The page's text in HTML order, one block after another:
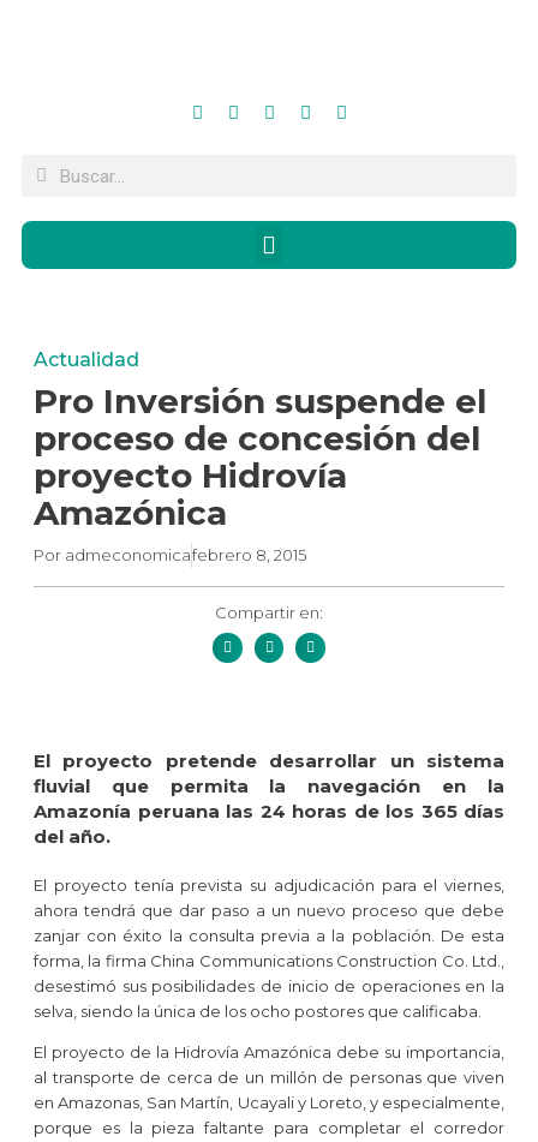
Actualidad
Pro Inversión suspende el
proceso de concesión del
proyecto Hidrovía
Amazónica
Por admeconomicafebrero 8, 2015
Compartir en:
El proyecto pretende desarrollar un sistema
fluvial que permita la navegación en la
Amazonía peruana las 24 horas de los 365 días
del año.
El proyecto tenía prevista su adjudicación para el viernes,
ahora tendrá que dar paso a un nuevo proceso que debe
zanjar con éxito la consulta previa a la población. De esta
forma, la firma China Communications Construction Co. Ltd.,
desestimó sus posibilidades de inicio de operaciones en la
selva, siendo la única de los ocho postores que calificaba.
El proyecto de la Hidrovía Amazónica debe su importancia,
al transporte de cerca de un millón de personas que viven
en Amazonas, San Martín, Ucayali y Loreto, y especialmente,
porque es la pieza faltante para completar el corredor